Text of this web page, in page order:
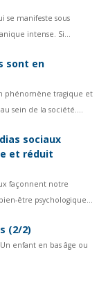
se manifeste sous
intense. Si...
sont en
phénomène tragique et
sein de la société....
sociaux
et réduit
façonnent notre
être psychologique...
(2/2)
enfant en bas âge ou